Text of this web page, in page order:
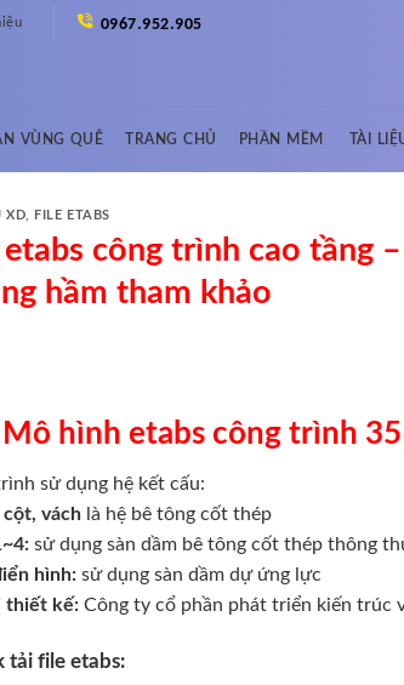
0967.952.905
VÙNG QUÊ TRANG CHỦ PHẦN MỀM TÀI
XD FILE ETABS
etabs công trình cao tầng
hầm tham khảo
Mô hình etabs công trình
sử dụng hệ kết cấu:
cột, vách là hệ bê tông cốt thép
sử dụng sàn dầm bê tông cốt thép thông
hình: sử dụng sàn dầm dự ứng lực
thiết kế: Công ty cổ phần phát triển kiến trúc
tải file etabs: